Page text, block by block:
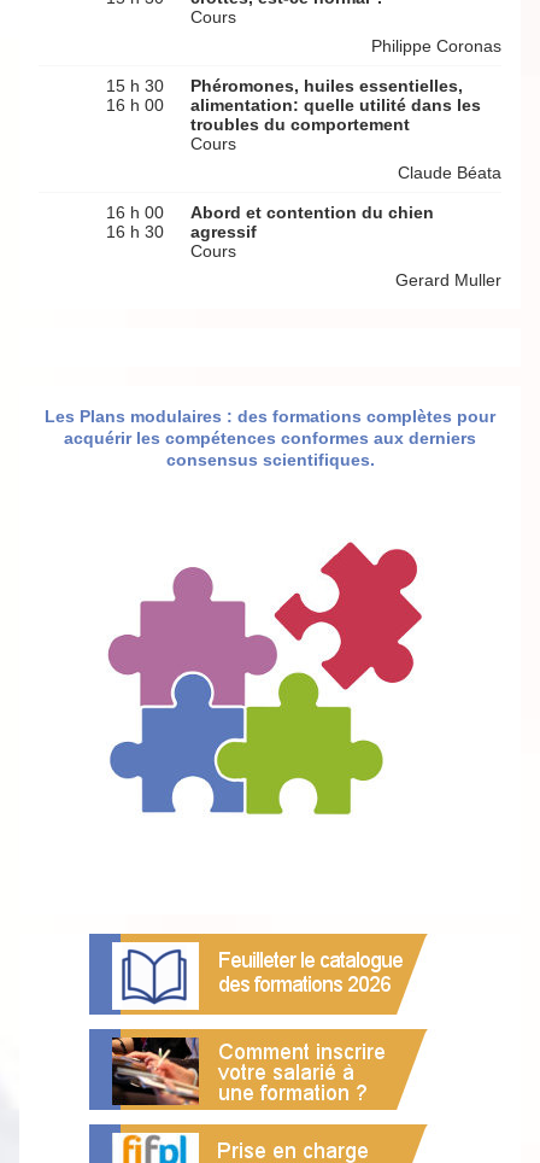
Cours
Philippe Coronas
15 h 30
16 h 00
Phéromones, huiles essentielles,
alimentation: quelle utilité dans les
troubles du comportement
Cours
Claude Béata
16 h 00
16 h 30
Abord et contention du chien
agressif
Cours
Gerard Muller
Les Plans modulaires : des formations complètes pour
acquérir les compétences conformes aux derniers
consensus scientifiques.